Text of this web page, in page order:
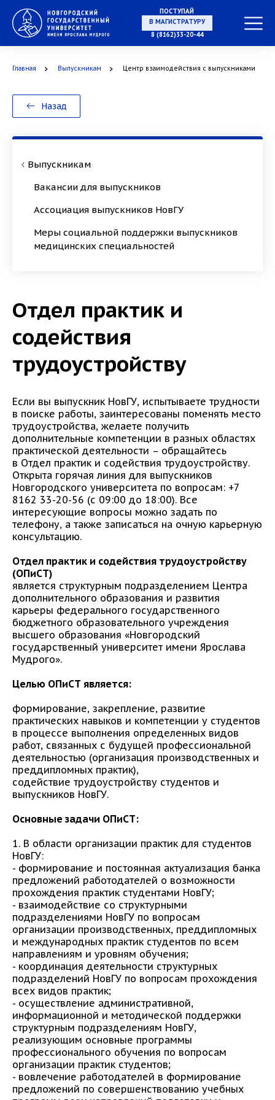
ПОСТУПАЙ
В МАГИСТРАТУРУ
В ОРДИНАТУРУ
8 (8162)33-20-44
Главная Выпускникам Центр взаимодействия с выпускниками
Назад
Выпускникам
Вакансии для выпускников
Ассоциация выпускников НовГУ
Меры социальной поддержки выпускников
медицинских специальностей
Отдел практик и
содействия
трудоустройству
Если вы выпускник НовГУ, испытываете трудности
в поиске работы, заинтересованы поменять место
трудоустройства, желаете получить
дополнительные компетенции в разных областях
практической деятельности – обращайтесь
в Отдел практик и содействия трудоустройству.
Открыта горячая линия для выпускников
Новгородского университета по вопросам: +7
8162 33-20-56 (с 09:00 до 18:00). Все
интересующие вопросы можно задать по
телефону, а также записаться на очную карьерную
консультацию.
Отдел практик и содействия трудоустройству
(ОПиСТ)
является структурным подразделением Центра
дополнительного образования и развития
карьеры федерального государственного
бюджетного образовательного учреждения
высшего образования «Новгородский
государственный университет имени Ярослава
Мудрого».
Целью ОПиСТ является:
формирование, закрепление, развитие
практических навыков и компетенции у студентов
в процессе выполнения определенных видов
работ, связанных с будущей профессиональной
деятельностью (организация производственных и
преддипломных практик),
содействие трудоустройству студентов и
выпускников НовГУ.
Основные задачи ОПиСТ:
1. В области организации практик для студентов
НовГУ:
- формирование и постоянная актуализация банка
предложений работодателей о возможности
прохождения практик студентами НовГУ;
- взаимодействие со структурными
подразделениями НовГУ по вопросам
организации производственных, преддипломных
и международных практик студентов по всем
направлениям и уровням обучения;
- координация деятельности структурных
подразделений НовГУ по вопросам прохождения
всех видов практик;
- осуществление административной,
информационной и методической поддержки
структурным подразделениям НовГУ,
реализующим основные программы
профессионального обучения по вопросам
организации практик студентов;
- вовлечение работодателей в формирование
предложений по совершенствованию учебных